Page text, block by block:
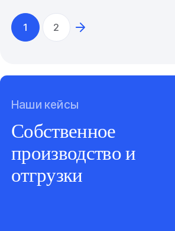
1 2
Наши кейсы
Собственное
производство и
отгрузки